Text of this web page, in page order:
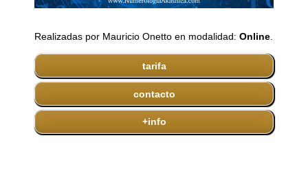
Realizadas por Mauricio Onetto en modalidad: Online.
tarifa
contacto
+info